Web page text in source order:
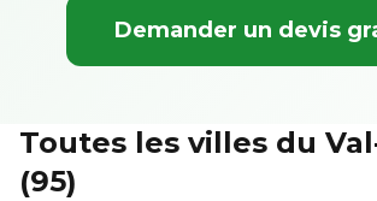
Demander un devis
Toutes les villes du
(95)